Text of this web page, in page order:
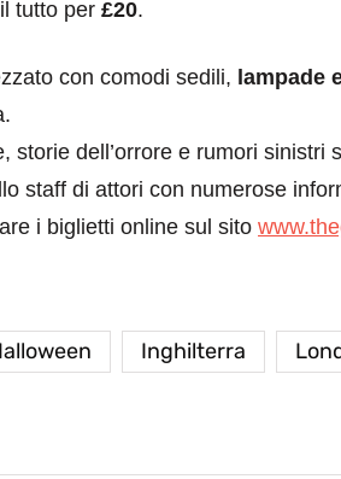
tutto per £20.
con comodi sedili, lampade
storie dell’orrore e rumori
staff di attori con numerose
i biglietti online sul sito
Inghilterra
destinazioni